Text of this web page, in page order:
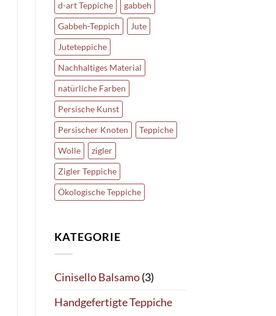
d-art Teppiche
gabbeh
Gabbeh-Teppich
Jute
Juteteppiche
Nachhaltiges Material
natürliche Farben
Persische Kunst
Persischer Knoten
Teppiche
Wolle
zigler
Zigler Teppiche
Ökologische Teppiche
KATEGORIE
Cinisello Balsamo(3)
Handgefertigte Teppiche